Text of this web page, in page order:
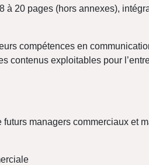
à 20 pages (hors annexes),
compétences en
contenus exploitables pour
managers commerciaux et